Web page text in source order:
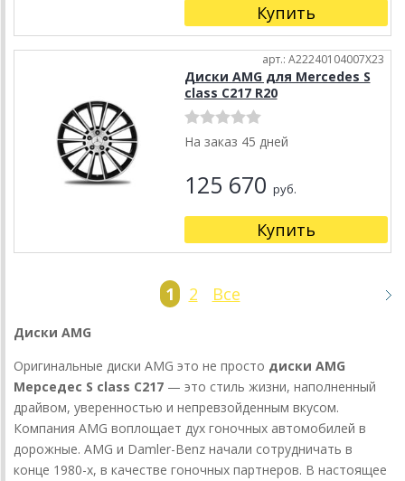
Купить
арт.: A22240104007X23
Диски AMG для Mercedes S
class C217 R20
На заказ 45 дней
125 670 руб.
Купить
1 2 Все
Диски AMG
Оригинальные диски AMG это не просто диски AMG
Мерседес S class C217 — это стиль жизни, наполненный
драйвом, уверенностью и непревзойденным вкусом.
Компания AMG воплощает дух гоночных автомобилей в
дорожные. AMG и Damler-Benz начали сотрудничать в
конце 1980-х, в качестве гоночных партнеров. В настоящее